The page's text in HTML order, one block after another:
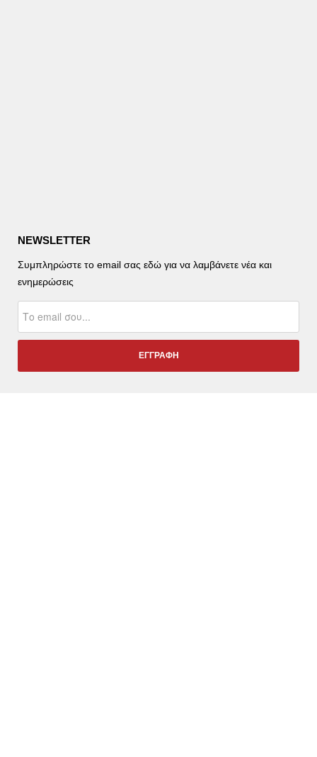
NEWSLETTER
Συμπληρώστε το email σας εδώ για να λαμβάνετε νέα και
ενημερώσεις